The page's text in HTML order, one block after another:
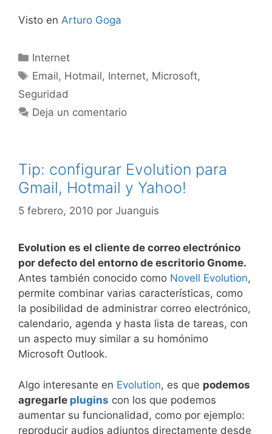
Visto en Arturo Goga
Categorías
Internet
Etiquetas
Email, Hotmail, Internet, Microsoft,
Seguridad
Deja un comentario
Tip: configurar Evolution para
Gmail, Hotmail y Yahoo!
5 febrero, 2010 por Juanguis
Evolution es el cliente de correo electrónico
por defecto del entorno de escritorio Gnome.
Antes también conocido como Novell Evolution,
permite combinar varias características, como
la posibilidad de administrar correo electrónico,
calendario, agenda y hasta lista de tareas, con
un aspecto muy similar a su homónimo
Microsoft Outlook.
Algo interesante en Evolution, es que podemos
agregarle plugins con los que podemos
aumentar su funcionalidad, como por ejemplo:
reproducir audios adjuntos directamente desde